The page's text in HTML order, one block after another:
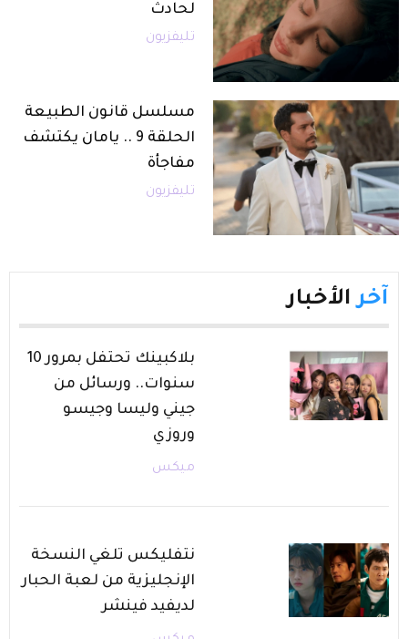
لحادث
تليفزيون
مسلسل قانون الطبيعة
الحلقة 9 .. يامان يكتشف
مفاجأة
تليفزيون
آخر الأخبار
بلاكبينك تحتفل بمرور 10
سنوات.. ورسائل من
جيني وليسا وجيسو
وروزي
ميكس
نتفليكس تلغي النسخة
الإنجليزية من لعبة الحبار
لديفيد فينشر